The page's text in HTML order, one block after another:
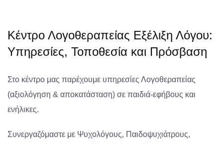
Κέντρο Λογοθεραπείας Εξέλιξη Λόγου:
Υπηρεσίες, Τοποθεσία και Πρόσβαση
Στο κέντρο μας παρέχουμε υπηρεσίες Λογοθεραπείας
(αξιολόγηση & αποκατάσταση) σε παιδιά-εφήβους και
ενήλικες.
Συνεργαζόμαστε με Ψυχολόγους, Παιδοψυχιάτρους,